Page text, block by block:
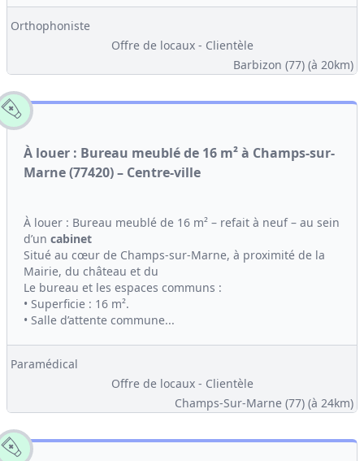
Orthophoniste
Offre de locaux - Clientèle
Barbizon (77) (à 20km)
À louer : Bureau meublé de 16 m² à Champs-sur-
Marne (77420) – Centre-ville
À louer : Bureau meublé de 16 m² – refait à neuf – au sein
d’un cabinet
Situé au cœur de Champs-sur-Marne, à proximité de la
Mairie, du château et du
Le bureau et les espaces communs :
• Superficie : 16 m².
• Salle d’attente commune...
Paramédical
Offre de locaux - Clientèle
Champs-Sur-Marne (77) (à 24km)